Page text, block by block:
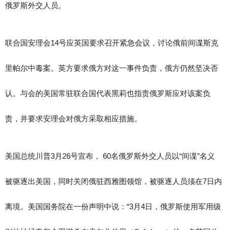
俄罗斯外交人员。
联合国安理会14号应英国要求召开紧急会议，讨论俄前间谍斯克
里帕尔中毒案。英方要求俄方对这一事件负责，俄方仍然坚决否
认。与会的美国常驻联合国代表黑莉也指责俄罗斯应对该案负
责，并要求安理会对俄方采取相应措施。
美国总统川普3月26号宣布， 60名俄罗斯外交人员以“间谍”名义
被驱逐出美国，同时关闭俄驻西雅图领馆，被驱逐人员须在7日内
离境。美国国务院在一份声明中说：“3月4日，俄罗斯使用军用级